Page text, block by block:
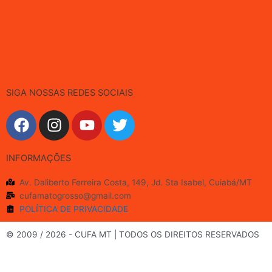
SIGA NOSSAS REDES SOCIAIS
F
a
e
b
o
o
k
I
n
t
a
g
r
a
m
Y
o
u
b
e
T
w
t
e
r
INFORMAÇÕES
Av. Daliberto Ferreira Costa, 149, Jd. Sta Isabel, Cuiabá/MT
cufamatogrosso@gmail.com
POLÍTICA DE PRIVACIDADE
© 2009 / 2026 - CUFA MT | TODOS OS DIREITOS RESERVADOS